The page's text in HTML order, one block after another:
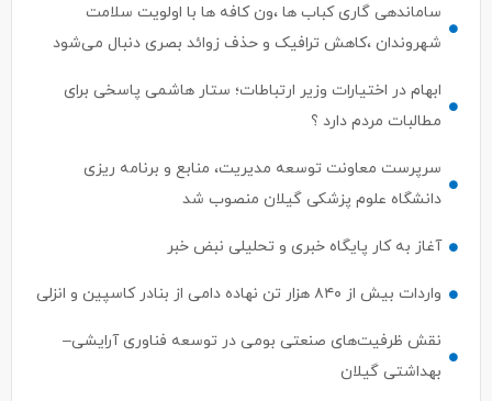
ساماندهی گاری کباب ها ،ون کافه ها با اولویت سلامت
شهروندان ،کاهش ترافیک و حذف زوائد بصری دنبال می‌شود
ابهام در اختیارات وزیر ارتباطات؛ ستار هاشمی پاسخی برای
مطالبات مردم دارد ؟
سرپرست معاونت توسعه مدیریت، منابع و برنامه ریزی
دانشگاه علوم پزشکی گیلان منصوب شد
آغاز به کار پایگاه خبری و تحلیلی نبض خبر
واردات بیش از ۸۴۰ هزار تن نهاده دامی از بنادر كاسپین و انزلی
نقش ظرفیت‌های صنعتی بومی در توسعه فناوری آرایشی–
بهداشتی گیلان